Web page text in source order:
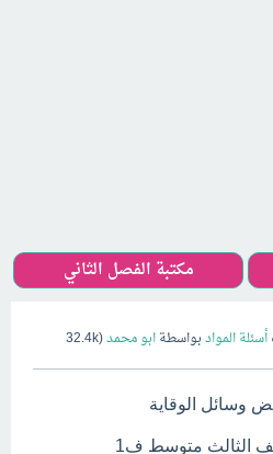
مكتبة الفصل الثاني
أسئلة الموادبواسطةابو محمد(
32.4k
وسائل الوقاية
الثالث متوسط ف1